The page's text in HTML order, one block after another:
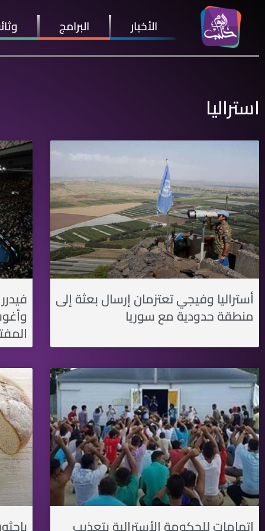
الأخبار البرامج
استراليا
أستراليا وفيجي تعتزمان إرسال بعثة إلى
منطقة حدودية مع سوريا